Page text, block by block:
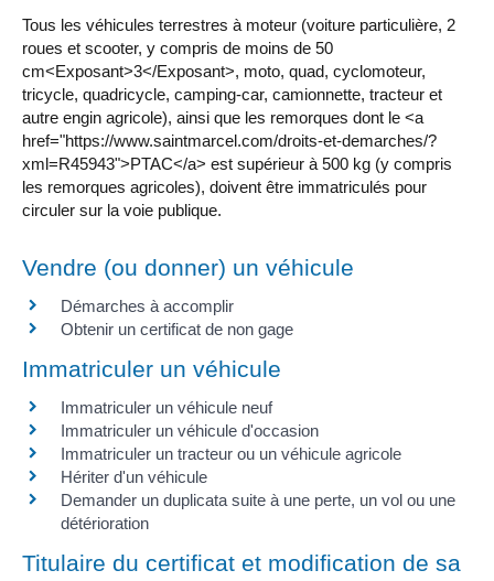
Tous les véhicules terrestres à moteur (voiture particulière, 2
roues et scooter, y compris de moins de 50
cm<Exposant>3</Exposant>, moto, quad, cyclomoteur,
tricycle, quadricycle, camping-car, camionnette, tracteur et
autre engin agricole), ainsi que les remorques dont le <a
href="https://www.saintmarcel.com/droits-et-demarches/?
xml=R45943">PTAC</a> est supérieur à 500 kg (y compris
les remorques agricoles), doivent être immatriculés pour
circuler sur la voie publique.
Vendre (ou donner) un véhicule
Démarches à accomplir
Obtenir un certificat de non gage
Immatriculer un véhicule
Immatriculer un véhicule neuf
Immatriculer un véhicule d'occasion
Immatriculer un tracteur ou un véhicule agricole
Hériter d'un véhicule
Demander un duplicata suite à une perte, un vol ou une
détérioration
Titulaire du certificat et modification de sa